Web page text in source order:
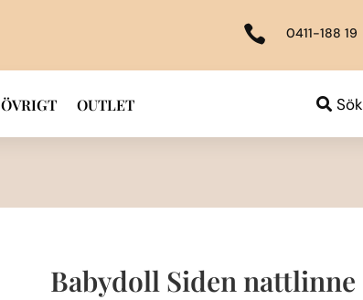
 0411-188 19
ÖVRIGT OUTLET Sök
Babydoll Siden nattlinne